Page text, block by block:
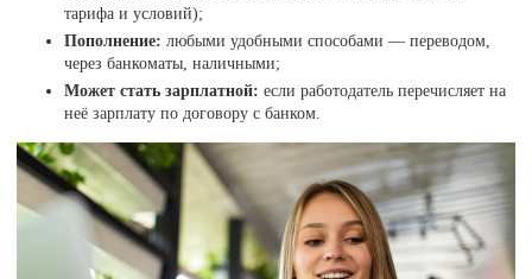
тарифа и условий);
Пополнение: любыми удобными способами — переводом,
через банкоматы, наличными;
Может стать зарплатной: если работодатель перечисляет на
неё зарплату по договору с банком.